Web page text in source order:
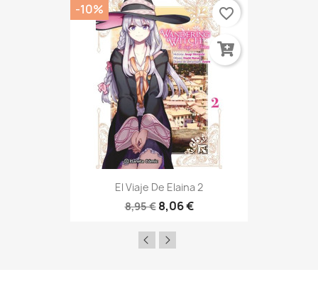
El Viaje De Elaina 2
8,95 € 8,06 €
-10% favorite_border